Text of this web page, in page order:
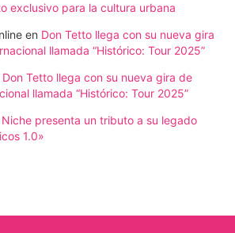
exclusivo para la cultura urbana
en Don Tetto llega con su nueva gira
llamada “Histórico: Tour 2025”
Don Tetto llega con su nueva gira de
llamada “Histórico: Tour 2025”
Niche presenta un tributo a su legado
1.0»